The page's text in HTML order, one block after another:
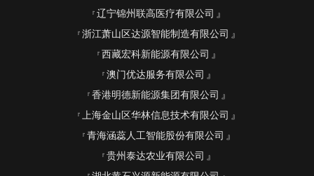
辽宁锦州联高医疗有限公司
浙江萧山区达源智能制造有限公司
西藏宏科新能源有限公司
澳门优达服务有限公司
香港明德新能源集团有限公司
上海金山区华林信息技术有限公司
青海涵蕊人工智能股份有限公司
贵州泰达农业有限公司